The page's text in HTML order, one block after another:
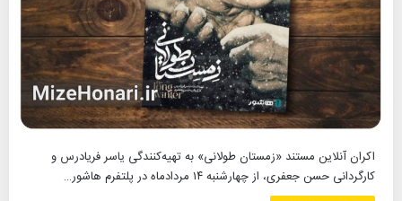
اکران آنلاین مستند «زمستان طولانی» به تهیه‌کنندگی یاسر فریادرس و
کارگردانی حسن جعفری، از چهارشنبه ۱۴ مردادماه در پلتفرم هاشور…